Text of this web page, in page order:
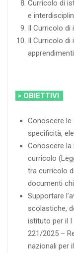
Curricolo di
e
Il Curricolo di
Il Curricolo di
apprendimenti
> OBIETTIVI
Conoscere le
specificità,
Conoscere la
curricolo
tra curricolo
documenti
Supportare
scolastiche,
istituto per il I
221/2025 –
nazionali per